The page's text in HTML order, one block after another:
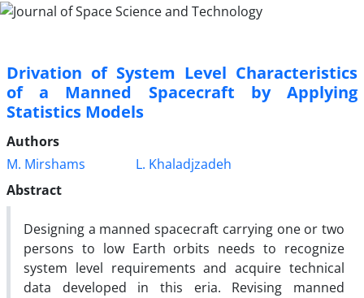
Drivation of System Level Characteristics
of a Manned Spacecraft by Applying
Statistics Models
Authors
M. Mirshams
L. Khaladjzadeh
Abstract
Designing a manned spacecraft carrying one or two
persons to low Earth orbits needs to recognize
system level requirements and acquire technical
data developed in this eria. Revising manned